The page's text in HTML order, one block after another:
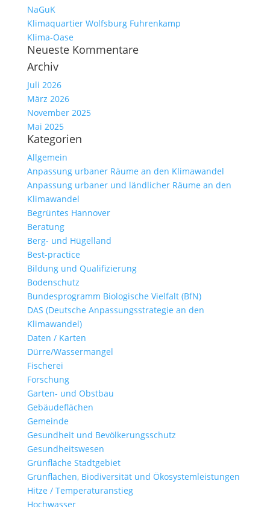
NaGuK
Klimaquartier Wolfsburg Fuhrenkamp
Klima-Oase
Neueste Kommentare
Archiv
Juli 2026
März 2026
November 2025
Mai 2025
Kategorien
Allgemein
Anpassung urbaner Räume an den Klimawandel
Anpassung urbaner und ländlicher Räume an den
Klimawandel
Begrüntes Hannover
Beratung
Berg- und Hügelland
Best-practice
Bildung und Qualifizierung
Bodenschutz
Bundesprogramm Biologische Vielfalt (BfN)
DAS (Deutsche Anpassungsstrategie an den
Klimawandel)
Daten / Karten
Dürre/Wassermangel
Fischerei
Forschung
Garten- und Obstbau
Gebäudeflächen
Gemeinde
Gesundheit und Bevölkerungsschutz
Gesundheitswesen
Grünfläche Stadtgebiet
Grünflächen, Biodiversität und Ökosystemleistungen
Hitze / Temperaturanstieg
Hochwasser